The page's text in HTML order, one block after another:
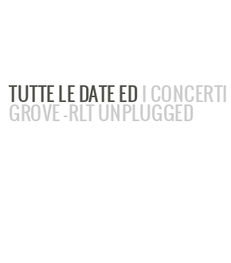
TUTTE LE DATE ED I
GROVE -RLT UNPLUGGED